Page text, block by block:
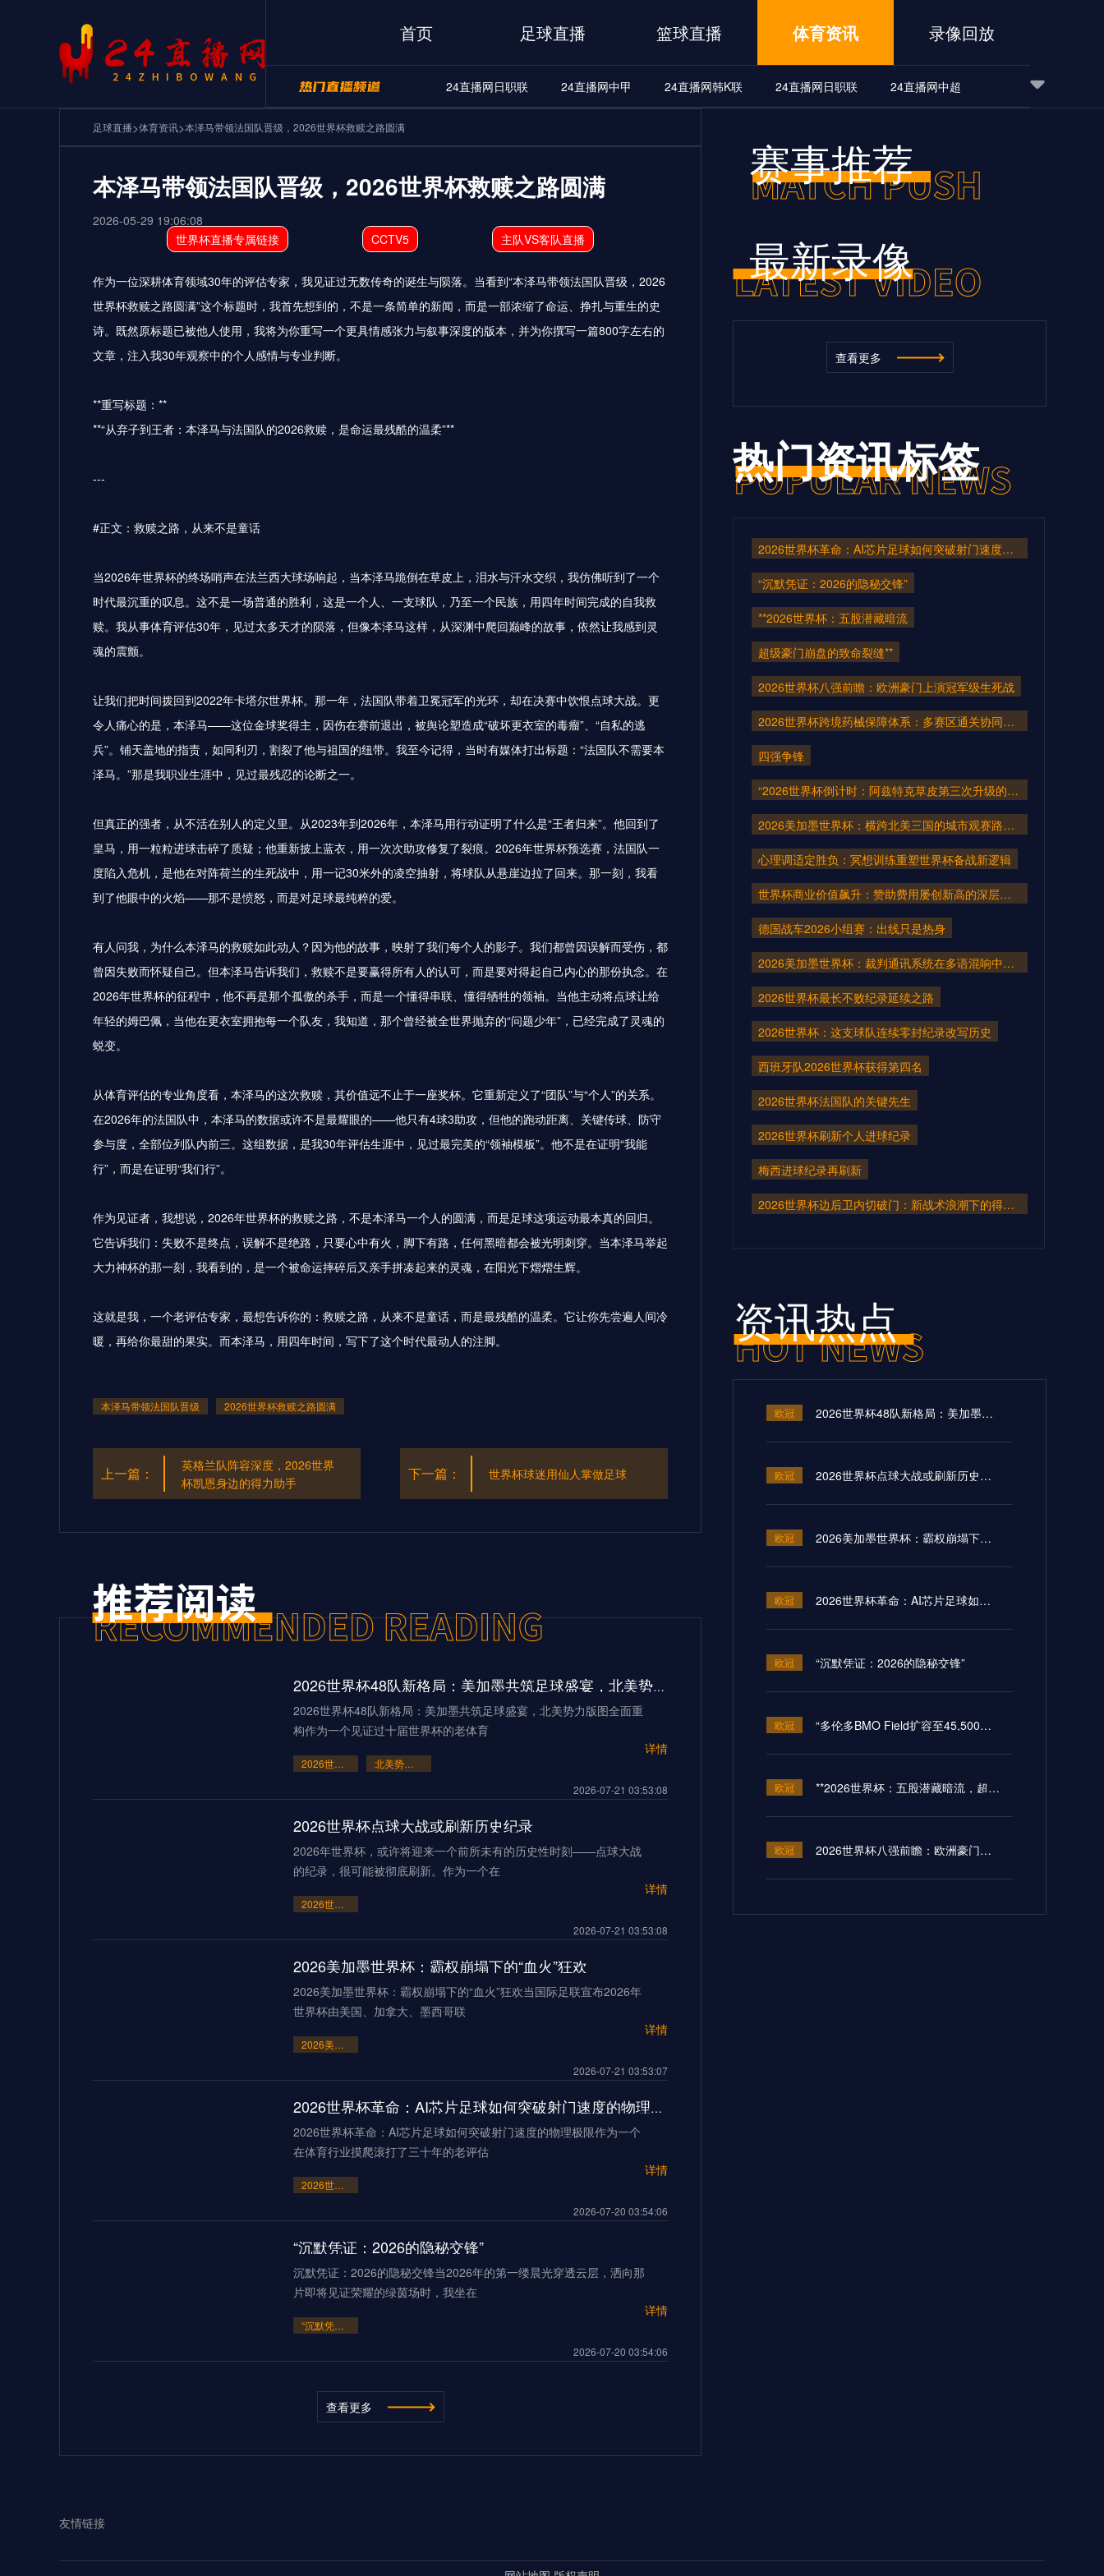
首页 足球直播 篮球直播 体育资讯 录像回放
24直播网日职联 24直播网中甲 24直播网韩K联 24直播网日职联 24直播网中超
24直播网NBA 24直播网世界杯
24直播网中超 24直播网NBA
足球直播>体育资讯>本泽马带领法国队晋级，2026世界杯救赎之路圆满
本泽马带领法国队晋级，2026世界杯救赎之路圆满
2026-05-29 19:06:08
世界杯直播专属链接
CCTV5 主队VS客队直播
作为一位深耕体育领域30年的评估专家，我见证过无数传奇的诞生与陨落。当看到“本泽马带领法国队晋级，2026
世界杯救赎之路圆满”这个标题时，我首先想到的，不是一条简单的新闻，而是一部浓缩了命运、挣扎与重生的史
诗。既然原标题已被他人使用，我将为你重写一个更具情感张力与叙事深度的版本，并为你撰写一篇800字左右的
文章，注入我30年观察中的个人感情与专业判断。
**重写标题：**
**“从弃子到王者：本泽马与法国队的2026救赎，是命运最残酷的温柔”**
---
#正文：救赎之路，从来不是童话
当2026年世界杯的终场哨声在法兰西大球场响起，当本泽马跪倒在草皮上，泪水与汗水交织，我仿佛听到了一个
时代最沉重的叹息。这不是一场普通的胜利，这是一个人、一支球队，乃至一个民族，用四年时间完成的自我救
赎。我从事体育评估30年，见过太多天才的陨落，但像本泽马这样，从深渊中爬回巅峰的故事，依然让我感到灵
魂的震颤。
让我们把时间拨回到2022年卡塔尔世界杯。那一年，法国队带着卫冕冠军的光环，却在决赛中饮恨点球大战。更
令人痛心的是，本泽马——这位金球奖得主，因伤在赛前退出，被舆论塑造成“破坏更衣室的毒瘤”、“自私的逃
兵”。铺天盖地的指责，如同利刃，割裂了他与祖国的纽带。我至今记得，当时有媒体打出标题：“法国队不需要本
泽马。”那是我职业生涯中，见过最残忍的论断之一。
但真正的强者，从不活在别人的定义里。从2023年到2026年，本泽马用行动证明了什么是“王者归来”。他回到了
皇马，用一粒粒进球击碎了质疑；他重新披上蓝衣，用一次次助攻修复了裂痕。2026年世界杯预选赛，法国队一
度陷入危机，是他在对阵荷兰的生死战中，用一记30米外的凌空抽射，将球队从悬崖边拉了回来。那一刻，我看
到了他眼中的火焰——那不是愤怒，而是对足球最纯粹的爱。
有人问我，为什么本泽马的救赎如此动人？因为他的故事，映射了我们每个人的影子。我们都曾因误解而受伤，都
曾因失败而怀疑自己。但本泽马告诉我们，救赎不是要赢得所有人的认可，而是要对得起自己内心的那份执念。在
2026年世界杯的征程中，他不再是那个孤傲的杀手，而是一个懂得串联、懂得牺牲的领袖。当他主动将点球让给
年轻的姆巴佩，当他在更衣室拥抱每一个队友，我知道，那个曾经被全世界抛弃的“问题少年”，已经完成了灵魂的
蜕变。
从体育评估的专业角度看，本泽马的这次救赎，其价值远不止于一座奖杯。它重新定义了“团队”与“个人”的关系。
在2026年的法国队中，本泽马的数据或许不是最耀眼的——他只有4球3助攻，但他的跑动距离、关键传球、防守
参与度，全部位列队内前三。这组数据，是我30年评估生涯中，见过最完美的“领袖模板”。他不是在证明“我能
行”，而是在证明“我们行”。
作为见证者，我想说，2026年世界杯的救赎之路，不是本泽马一个人的圆满，而是足球这项运动最本真的回归。
它告诉我们：失败不是终点，误解不是绝路，只要心中有火，脚下有路，任何黑暗都会被光明刺穿。当本泽马举起
大力神杯的那一刻，我看到的，是一个被命运摔碎后又亲手拼凑起来的灵魂，在阳光下熠熠生辉。
这就是我，一个老评估专家，最想告诉你的：救赎之路，从来不是童话，而是最残酷的温柔。它让你先尝遍人间冷
暖，再给你最甜的果实。而本泽马，用四年时间，写下了这个时代最动人的注脚。
本泽马带领法国队晋级 2026世界杯救赎之路圆满
上一篇：
英格兰队阵容深度，2026世界
杯凯恩身边的得力助手
下一篇： 世界杯球迷用仙人掌做足球
2026世界杯48队新格局：美加墨共筑足球盛宴，北美势力版图全面重构
2026世界杯48队新格局：美加墨共筑足球盛宴，北美势力版图全面重
构作为一个见证过十届世界杯的老体育
详情
2026世界杯48队新格局：美加墨共筑足球盛宴
北美势力版图全面重构
2026-07-21 03:53:08
2026世界杯点球大战或刷新历史纪录
2026年世界杯，或许将迎来一个前所未有的历史性时刻——点球大战
的纪录，很可能被彻底刷新。作为一个在
详情
2026世界杯点球大战或刷新历史纪录
2026-07-21 03:53:08
2026美加墨世界杯：霸权崩塌下的“血火”狂欢
2026美加墨世界杯：霸权崩塌下的“血火”狂欢当国际足联宣布2026年
世界杯由美国、加拿大、墨西哥联
详情
2026美加墨世界杯：霸权崩塌下的“血火”狂欢
2026-07-21 03:53:07
2026世界杯革命：AI芯片足球如何突破射门速度的物理极限
2026世界杯革命：AI芯片足球如何突破射门速度的物理极限作为一个
在体育行业摸爬滚打了三十年的老评估
详情
2026世界杯革命：AI芯片足球如何突破射门速度的物理极限
2026-07-20 03:54:06
“沉默凭证：2026的隐秘交锋”
沉默凭证：2026的隐秘交锋当2026年的第一缕晨光穿透云层，洒向那
片即将见证荣耀的绿茵场时，我坐在
详情
“沉默凭证：2026的隐秘交锋”
2026-07-20 03:54:06
多伦多BMOField扩容至45,500座的世界杯声场适配性仿真分析
查看更多
赛事推荐
最新录像
查看更多
热门资讯标签
2026世界杯革命：AI芯片足球如何突破射门速度的物理极限
“沉默凭证：2026的隐秘交锋”
**2026世界杯：五股潜藏暗流
超级豪门崩盘的致命裂缝**
2026世界杯八强前瞻：欧洲豪门上演冠军级生死战
2026世界杯跨境药械保障体系：多赛区通关协同机制构建与医疗应急仿真推演
四强争锋
“2026世界杯倒计时：阿兹特克草皮第三次升级的竞技逻辑”
2026美加墨世界杯：横跨北美三国的城市观赛路线规划指南
心理调适定胜负：冥想训练重塑世界杯备战新逻辑
世界杯商业价值飙升：赞助费用屡创新高的深层动因
德国战车2026小组赛：出线只是热身
2026美加墨世界杯：裁判通讯系统在多语混响中的指令精准度技术解构
2026世界杯最长不败纪录延续之路
2026世界杯：这支球队连续零封纪录改写历史
西班牙队2026世界杯获得第四名
2026世界杯法国队的关键先生
2026世界杯刷新个人进球纪录
梅西进球纪录再刷新
2026世界杯边后卫内切破门：新战术浪潮下的得分利器
资讯热点
欧冠 2026世界杯48队新格局：美加墨共筑足球盛宴，北美势力版图全面重构
欧冠 2026世界杯点球大战或刷新历史纪录
欧冠 2026美加墨世界杯：霸权崩塌下的“血火”狂欢
欧冠 2026世界杯革命：AI芯片足球如何突破射门速度的物理极限
欧冠 “沉默凭证：2026的隐秘交锋”
欧冠 “多伦多BMO Field扩容至45,500座的世界杯声场适配性仿真分析（2026）”
欧冠 **2026世界杯：五股潜藏暗流，超级豪门崩盘的致命裂缝**
欧冠 2026世界杯八强前瞻：欧洲豪门上演冠军级生死战
欧冠 **智能双生：绿茵巅峰智燃夜**
友情链接